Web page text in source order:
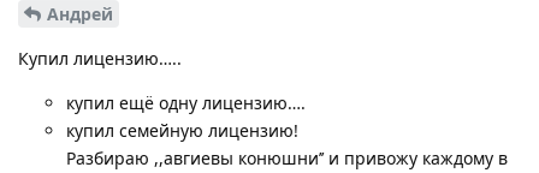
Андрей
Купил лицензию…..
купил ещё одну лицензию….
купил семейную лицензию!
Разбираю ,,авгиевы конюшни’’ и привожу каждому в